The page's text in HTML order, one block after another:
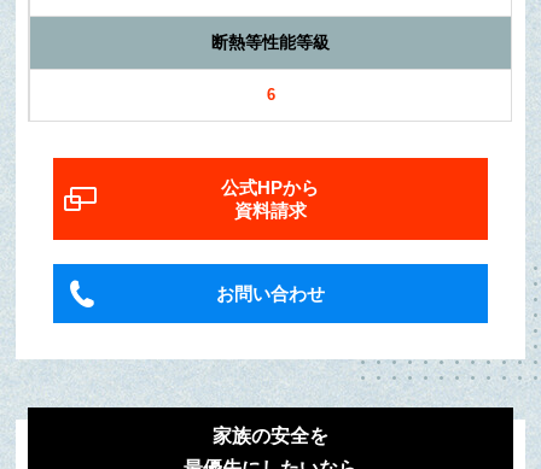
断熱等性能等級
6
公式HPから
資料請求
お問い合わせ
家族の安全を